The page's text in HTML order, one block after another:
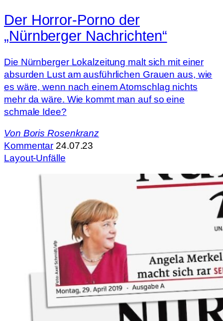
Der Horror-Porno der
„Nürnberger Nachrichten“
Die Nürnberger Lokalzeitung malt sich mit einer
absurden Lust am ausführlichen Grauen aus, wie
es wäre, wenn nach einem Atomschlag nichts
mehr da wäre. Wie kommt man auf so eine
schmale Idee?
Von Boris Rosenkranz
Kommentar 24.07.23
Layout-Unfälle